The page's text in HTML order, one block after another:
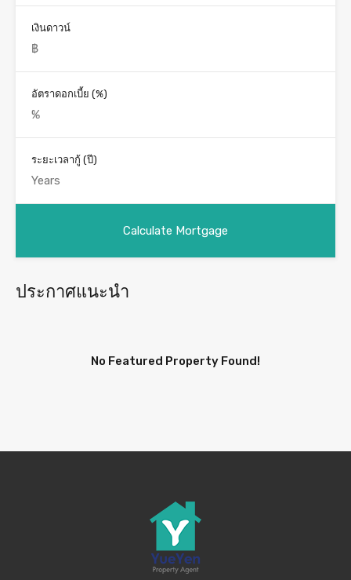
เงินดาวน์
อัตราดอกเบี้ย (%)
ระยะเวลากู้ (ปี)
ประกาศแนะนำ
No Featured Property Found!